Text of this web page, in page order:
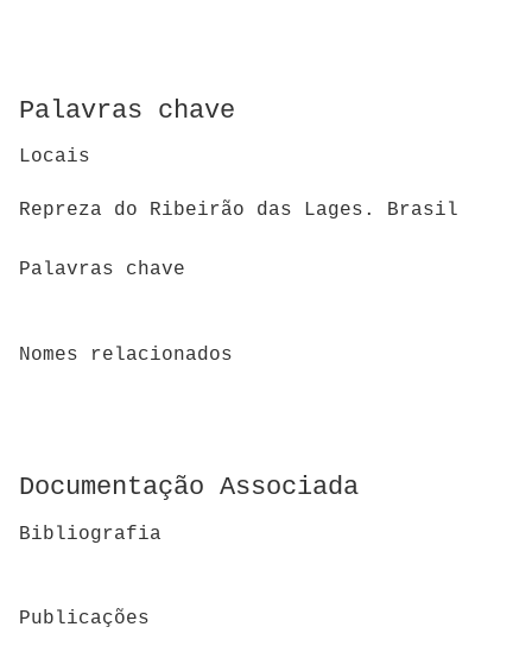
Palavras chave
Locais
Repreza do Ribeirão das Lages. Brasil
Palavras chave
Nomes relacionados
Documentação Associada
Bibliografia
Publicações